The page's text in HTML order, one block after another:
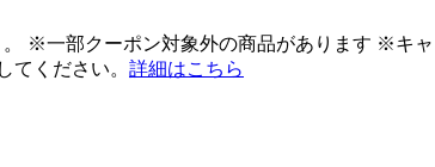
※一部クーポン対象外の商品があります ※キ
てください。 詳細はこちら